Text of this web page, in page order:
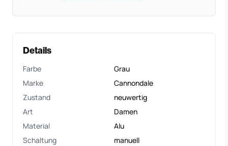
Details
Farbe
Grau
Marke
Cannondale
Zustand
neuwertig
Art
Damen
Material
Alu
Schaltung
manuell